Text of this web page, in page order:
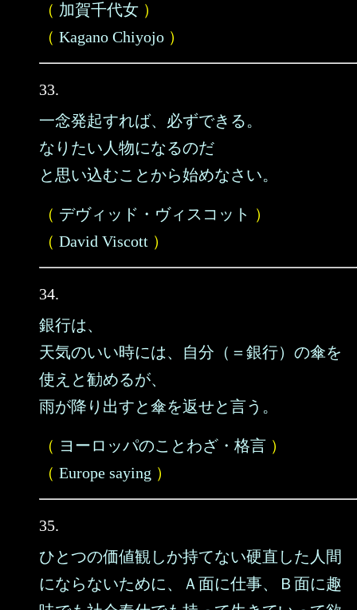
（ 加賀千代女 ）
（ Kagano Chiyojo ）
33.
一念発起すれば、必ずできる。
なりたい人物になるのだ
と思い込むことから始めなさい。
（ デヴィッド・ヴィスコット ）
（ David Viscott ）
34.
銀行は、
天気のいい時には、自分（＝銀行）の傘を
使えと勧めるが、
雨が降り出すと傘を返せと言う。
（ ヨーロッパのことわざ・格言 ）
（ Europe saying ）
35.
ひとつの価値観しか持てない硬直した人間
にならないために、Ａ面に仕事、Ｂ面に趣